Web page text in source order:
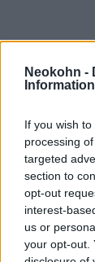
Neokohn -
Information
If you wish
processing
targeted
section to
opt-out
interest-
us or
your opt-out.